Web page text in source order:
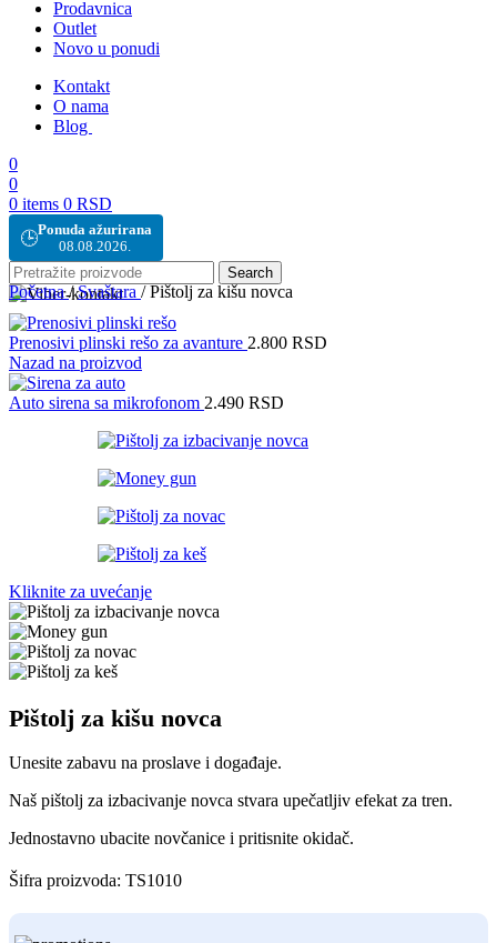
Prodavnica
Outlet
Novo u ponudi
Kontakt
O nama
Blog
0
0
0 items 0 RSD
🕒Ponuda ažurirana
08.08.2026.
Search
Početna/ Svaštara / Pištolj za kišu novca
Prenosivi plinski rešo za avanture 2.800 RSD
Nazad na proizvod
Auto sirena sa mikrofonom 2.490 RSD
Kliknite za uvećanje
Pištolj za kišu novca
Unesite zabavu na proslave i događaje.
Naš pištolj za izbacivanje novca stvara upečatljiv efekat za tren.
Jednostavno ubacite novčanice i pritisnite okidač.
Šifra proizvoda: TS1010